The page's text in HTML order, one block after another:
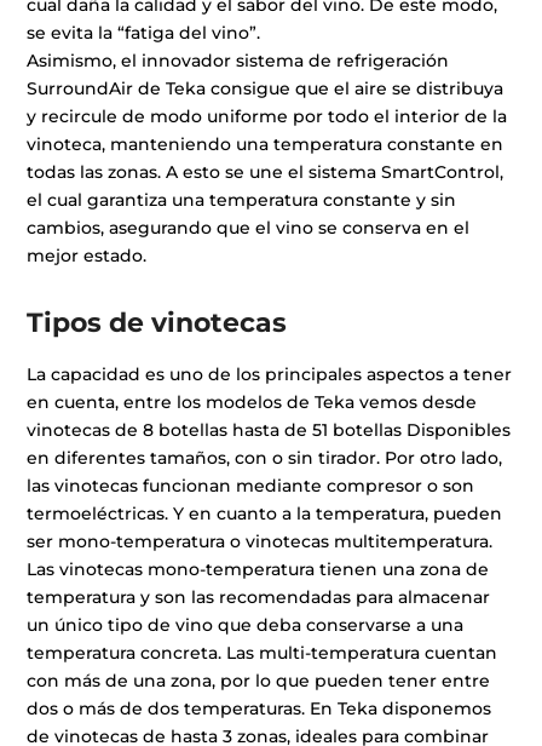
cual daña la calidad y el sabor del vino. De este modo,
se evita la “fatiga del vino”.
Asimismo, el innovador sistema de refrigeración
SurroundAir de Teka consigue que el aire se distribuya
y recircule de modo uniforme por todo el interior de la
vinoteca, manteniendo una temperatura constante en
todas las zonas. A esto se une el sistema SmartControl,
el cual garantiza una temperatura constante y sin
cambios, asegurando que el vino se conserva en el
mejor estado.
Tipos de vinotecas
La capacidad es uno de los principales aspectos a tener
en cuenta, entre los modelos de Teka vemos desde
vinotecas de 8 botellas hasta de 51 botellas Disponibles
en diferentes tamaños, con o sin tirador. Por otro lado,
las vinotecas funcionan mediante compresor o son
termoeléctricas. Y en cuanto a la temperatura, pueden
ser mono-temperatura o vinotecas multitemperatura.
Las vinotecas mono-temperatura tienen una zona de
temperatura y son las recomendadas para almacenar
un único tipo de vino que deba conservarse a una
temperatura concreta. Las multi-temperatura cuentan
con más de una zona, por lo que pueden tener entre
dos o más de dos temperaturas. En Teka disponemos
de vinotecas de hasta 3 zonas, ideales para combinar